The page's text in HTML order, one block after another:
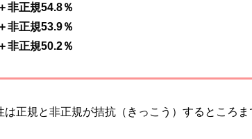
非正規54.8％
非正規53.9％
非正規50.2％
正規と非正規が拮抗（きっこう）するところま